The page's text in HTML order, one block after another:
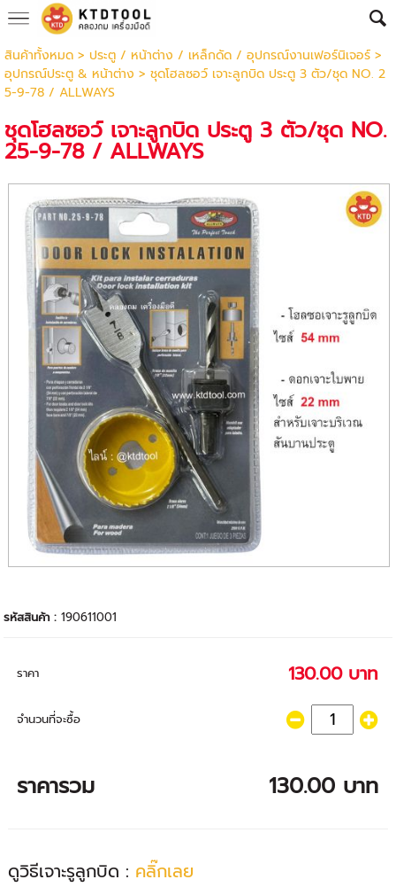
สินค้าทั้งหมด> ประตู / หน้าต่าง / เหล็กดัด / อุปกรณ์งานเฟอร์นิเจอร์>
อุปกรณ์ประตู & หน้าต่าง > ชุดโฮลซอว์ เจาะลูกบิด ประตู 3 ตัว/ชุด NO. 2
5-9-78 / ALLWAYS
ชุดโฮลซอว์ เจาะลูกบิด ประตู 3 ตัว/ชุด NO.
25-9-78 / ALLWAYS
รหัสสินค้า :190611001
ราคา 130.00 บาท
จำนวนที่จะซื้อ
ราคารวม 130.00 บาท
ดูวิธีเจาะรูลูกบิด : คลิ๊กเลย